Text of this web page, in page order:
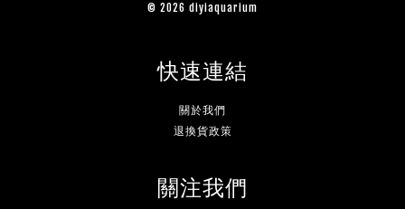
© 2026 diyiaquarium
快速連結
關於我們
退換貨政策
關注我們